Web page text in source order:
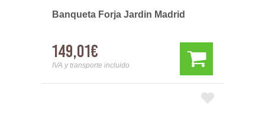
Banqueta Forja Jardin Madrid
149,01€
IVA y transporte incluido